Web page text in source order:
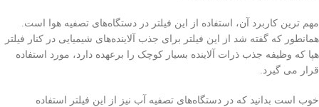
مهم ترین کاربرد آن، استفاده از این فیلتر در دستگاه‌های تصفیه هوا است.
همانطور که گفته شد از این فیلتر برای جذب آلاینده‌های شیمیایی در کنار فیلتر
هپا که وظیفه جذب ذرات آلاینده بسیار کوچک را برعهده دارد، مورد استفاده
قرار می گیرد.
خوب است بدانید که در دستگاه‌های تصفیه آب نیز از این فیلتر استفاده